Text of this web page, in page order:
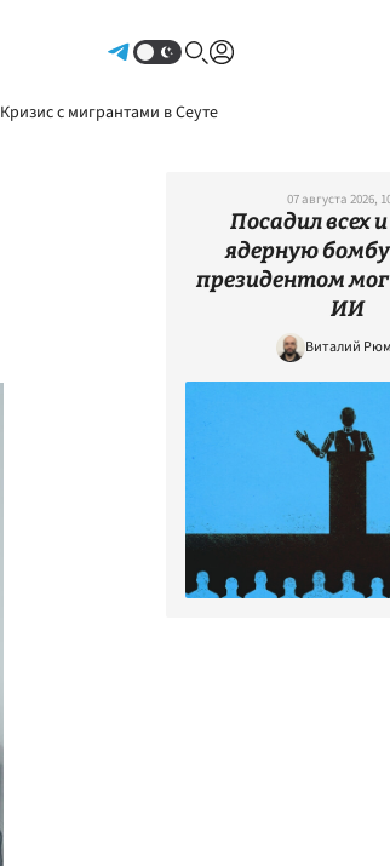
Кризис с мигрантами в Сеуте
07 августа 2026,
Посадил всех
ядерную
президентом
ИИ
Виталий